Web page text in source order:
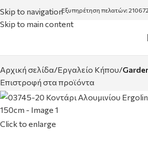
Skip to navigation
Skip to main content
Εξυπηρέτηση πελατών:
Αρχική σελίδα Εργαλείο Κήπου
Επιστροφή στα προϊόντα
Click to enlarge